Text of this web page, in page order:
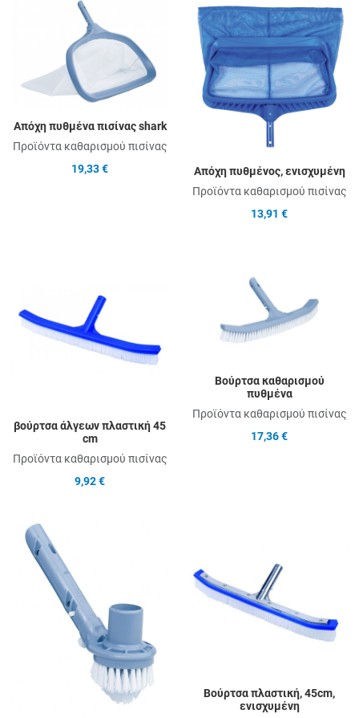
Add to Wishlist
Add to Compare
Quick View
Απόχη πυθμένα πισίνας shark
Προϊόντα καθαρισμού πισίνας
19,33 €
Απόχη πυθμένος, ενισχυμένη
Προϊόντα καθαρισμού πισίνας
13,91 €
Quick View
βούρτσα άλγεων πλαστική 45
cm
Προϊόντα καθαρισμού πισίνας
9,92 €
Βούρτσα καθαρισμού
πυθμένα
Προϊόντα καθαρισμού πισίνας
17,36 €
Add to Compare
Quick View
Βούρτσα πλαστική, 45cm,
ενισχυμένη